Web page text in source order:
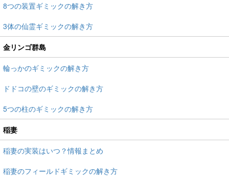
8つの装置ギミックの解き方
3体の仙霊ギミックの解き方
金リンゴ群島
輪っかのギミックの解き方
ドドコの壁のギミックの解き方
5つの柱のギミックの解き方
稲妻
稲妻の実装はいつ？情報まとめ
稲妻のフィールドギミックの解き方